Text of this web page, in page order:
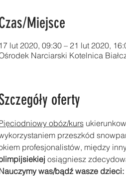
Miejsce
17 lut 2020, 09:30 – 21 lut 2020,
Narciarski Kotelnica
oferty
obóz/kurs
przeszkód
profesjonalistów, między
osiągniesz
was/bądź wasze dzieci: